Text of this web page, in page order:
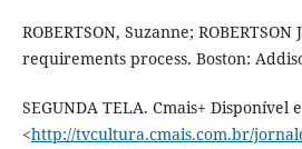
ROBERTSON, Suzanne;
requirements process. Boston:
SEGUNDA TELA. Cmais+ Disponível
<http://tvcultura.cmais.com.br/